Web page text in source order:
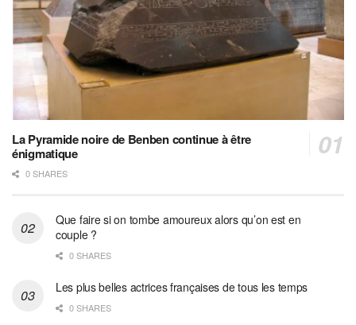
La Pyramide noire de Benben continue à être
énigmatique
0 SHARES
Que faire si on tombe amoureux alors qu’on est en
couple ?
0 SHARES
Les plus belles actrices françaises de tous les temps
0 SHARES